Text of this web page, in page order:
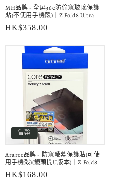
MH品牌 - 全屏360防偷窺玻璃保護
貼(不使用手機殻)｜Z Fold8 Ultra
定
HK$358.00
售罄
Araree品牌 - 防窺螢幕保護貼(可使
用手機殻)(鏡頭開U版本)｜Z Fold8
定
HK$168.00